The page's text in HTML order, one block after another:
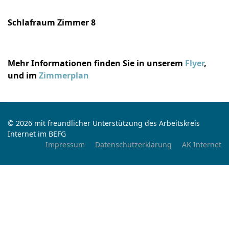
Schlafraum Zimmer 8
Mehr Informationen finden Sie in unserem Flyer,
und im Zimmerplan
© 2026 mit freundlicher Unterstützung des Arbeitskreis
Internet im BEFG
Impressum
Datenschutzerklärung AK Internet